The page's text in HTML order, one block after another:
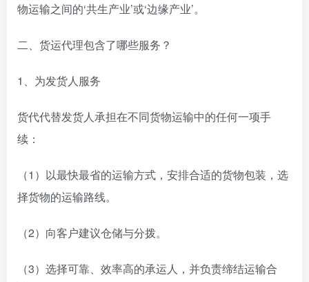
物运输之间的‘共生产业’或‘边缘产业’。
二、货运代理包含了哪些服务？
1、为发货人服务
货代代替发货人承担在不同货物运输中的任何一项手
续：
（1）以最快最省的运输方式，安排合适的货物包装，选
择货物的运输路线。
（2）向客户建议仓储与分拨。
（3）选择可靠、效率高的承运人，并负责缔结运输合